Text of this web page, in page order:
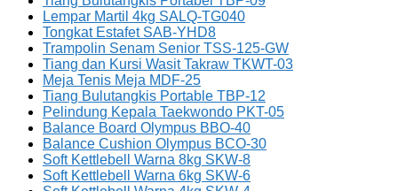
Lempar Martil 4kg SALQ-TG040
Tongkat Estafet SAB-YHD8
Trampolin Senam Senior TSS-125-GW
Tiang dan Kursi Wasit Takraw TKWT-03
Meja Tenis Meja MDF-25
Tiang Bulutangkis Portable TBP-12
Pelindung Kepala Taekwondo PKT-05
Balance Board Olympus BBO-40
Balance Cushion Olympus BCO-30
Soft Kettlebell Warna 8kg SKW-8
Soft Kettlebell Warna 6kg SKW-6